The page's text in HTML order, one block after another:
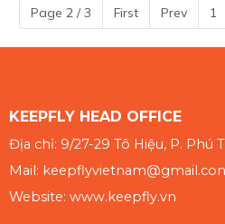
Page 2 / 3 First Prev 1
KEEPFLY HEAD OFFICE
Địa chỉ: 9/27-29 Tô Hiệu, P. Phú
Mail:
Website: www.keepfly.vn